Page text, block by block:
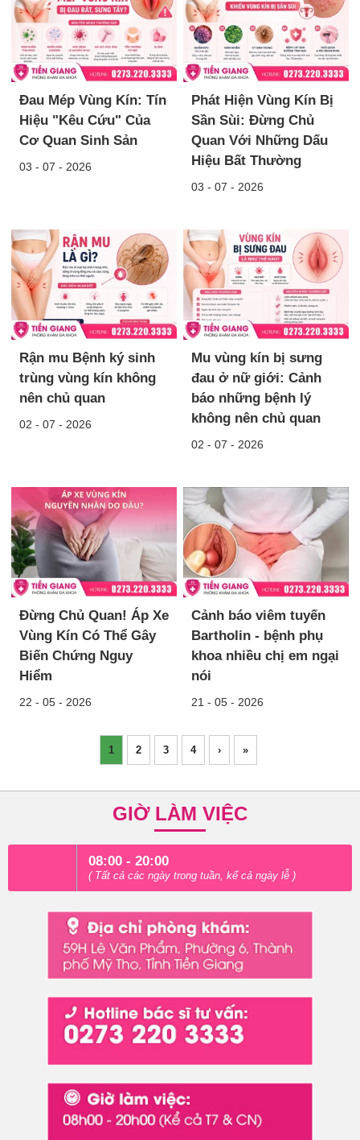
Đau Mép Vùng Kín: Tín
Hiệu "Kêu Cứu" Của
Cơ Quan Sinh Sản
03 - 07 - 2026
Phát Hiện Vùng Kín Bị
Sần Sùi: Đừng Chủ
Quan Với Những Dấu
Hiệu Bất Thường
03 - 07 - 2026
Rận mu Bệnh ký sinh
trùng vùng kín không
nên chủ quan
02 - 07 - 2026
Mu vùng kín bị sưng
đau ở nữ giới: Cảnh
báo những bệnh lý
không nên chủ quan
02 - 07 - 2026
Đừng Chủ Quan! Áp Xe
Vùng Kín Có Thể Gây
Biến Chứng Nguy
Hiểm
22 - 05 - 2026
Cảnh báo viêm tuyến
Bartholin - bệnh phụ
khoa nhiều chị em ngại
nói
21 - 05 - 2026
1 2 3 4 › »
GIỜ LÀM VIỆC
08:00 - 20:00
( Tất cả các ngày trong tuần, kể cả ngày lễ )